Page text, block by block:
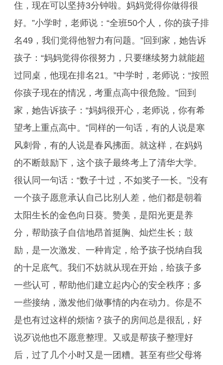
住，现在可以坚持3分钟啦。妈妈觉得你做得很
好。”小学时，老师说：“全班50个人，你的孩子排
名49，我们觉得他智力有问题。”回到家，她告诉
孩子：“妈妈觉得你很努力，只要继续努力就能超
过同桌，他现在排名21。”中学时，老师说：“按照
你孩子现在的情况，考重点高中很危险。”回到
家，她告诉孩子：“妈妈很开心，老师说，你有希
望考上重点高中。”同样的一句话，有的人说是寒
风刺骨，有的人说是春风拂面。就这样，在妈妈
的不断鼓励下，这个孩子最终考上了清华大学。
很认同一句话：“数子十过，不如奖子一长。”没有
一个孩子愿意承认自己比别人差，他们都是朝着
太阳生长的金色向日葵。赞美，是阳光更是养
分，帮助孩子自信地昂首挺胸、灿烂生长；鼓
励，是一次激发、一种肯定，给予孩子悦纳自我
的十足底气。我们不妨就从现在开始，给孩子多
一些认可，帮助他们建立起内心的安全秩序；多
一些接纳，激发他们做事情的内在动力。你是不
是也有过这样的烦恼？孩子的房间总是很乱，好
说歹说他也不愿意整理。又或是帮孩子整理好
后，过了几个小时又是一团糟。甚至有些父母将